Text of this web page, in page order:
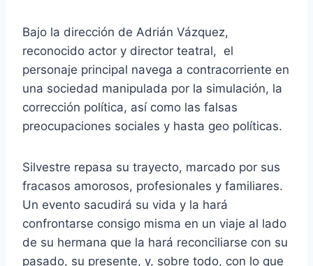
Bajo la dirección de Adrián Vázquez,
reconocido actor y director teatral, el
personaje principal navega a contracorriente en
una sociedad manipulada por la simulación, la
corrección política, así como las falsas
preocupaciones sociales y hasta geo políticas.
Silvestre repasa su trayecto, marcado por sus
fracasos amorosos, profesionales y familiares.
Un evento sacudirá su vida y la hará
confrontarse consigo misma en un viaje al lado
de su hermana que la hará reconciliarse con su
pasado, su presente, y, sobre todo, con lo que